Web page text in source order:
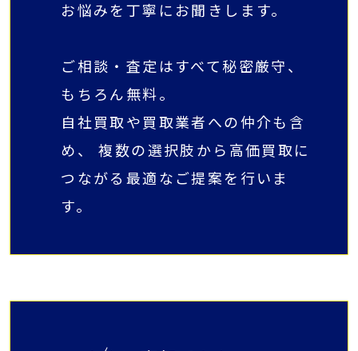
お悩みを丁寧にお聞きします。
ご相談・査定はすべて秘密厳守、
もちろん無料。
自社買取や買取業者への仲介も含
め、 複数の選択肢から高価買取に
つながる最適なご提案を行いま
す。